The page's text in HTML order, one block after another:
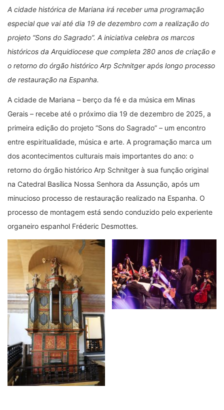
A cidade histórica de Mariana irá receber uma programação
especial que vai até dia 19 de dezembro com a realização do
projeto “Sons do Sagrado”. A iniciativa celebra os marcos
históricos da Arquidiocese que completa 280 anos de criação e
o retorno do órgão histórico Arp Schnitger após longo processo
de restauração na Espanha.
A cidade de Mariana – berço da fé e da música em Minas
Gerais – recebe até o próximo dia 19 de dezembro de 2025, a
primeira edição do projeto “Sons do Sagrado” – um encontro
entre espiritualidade, música e arte. A programação marca um
dos acontecimentos culturais mais importantes do ano: o
retorno do órgão histórico Arp Schnitger à sua função original
na Catedral Basílica Nossa Senhora da Assunção, após um
minucioso processo de restauração realizado na Espanha. O
processo de montagem está sendo conduzido pelo experiente
organeiro espanhol Fréderic Desmottes.